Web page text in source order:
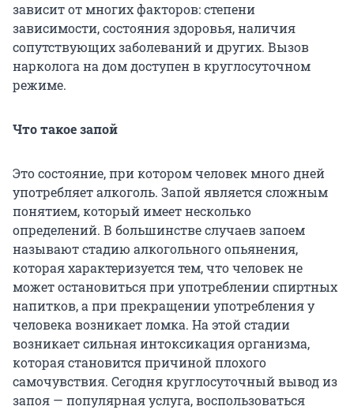
зависит от многих факторов: степени
зависимости, состояния здоровья, наличия
сопутствующих заболеваний и других. Вызов
нарколога на дом доступен в круглосуточном
режиме.
Что такое запой
Это состояние, при котором человек много дней
употребляет алкоголь. Запой является сложным
понятием, который имеет несколько
определений. В большинстве случаев запоем
называют стадию алкогольного опьянения,
которая характеризуется тем, что человек не
может остановиться при употреблении спиртных
напитков, а при прекращении употребления у
человека возникает ломка. На этой стадии
возникает сильная интоксикация организма,
которая становится причиной плохого
самочувствия. Сегодня круглосуточный вывод из
запоя — популярная услуга, воспользоваться